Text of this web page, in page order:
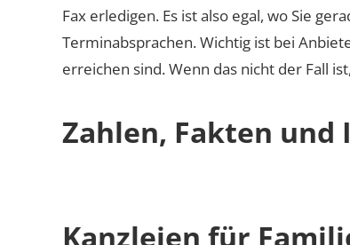
Fax erledigen. Es ist also egal, wo Sie
Terminabsprachen. Wichtig ist bei
erreichen sind. Wenn das nicht der Fall
Zahlen, Fakten und
Kanzleien für